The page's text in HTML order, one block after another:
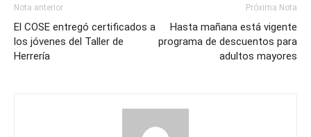
Nota anterior
El COSE entregó certificados a
los jóvenes del Taller de
Herrería
Próxima Nota
Hasta mañana está vigente
programa de descuentos para
adultos mayores